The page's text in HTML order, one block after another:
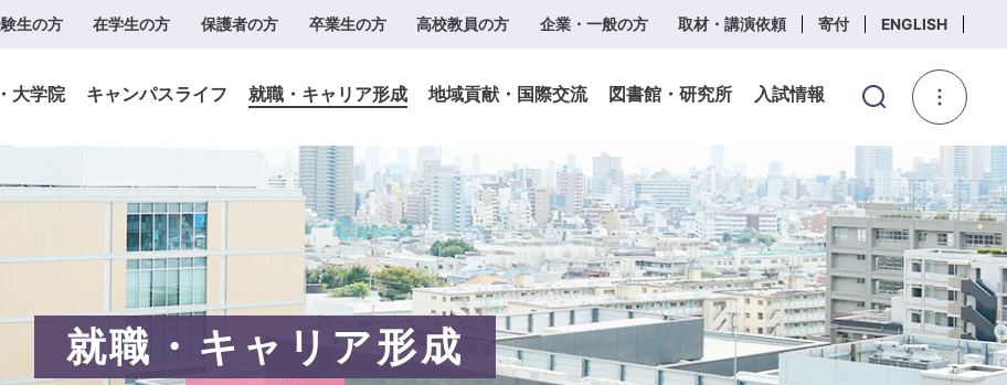
生の方 在学生の方 保護者の方 卒業生の方 高校教員の方 企業・一般の方 取材・講演依頼 寄付 ENGLISH
大学院 キャンパスライフ 就職・キャリア形成 地域貢献・国際交流 図書館・研究所 入試情報
就職・キャリア形成